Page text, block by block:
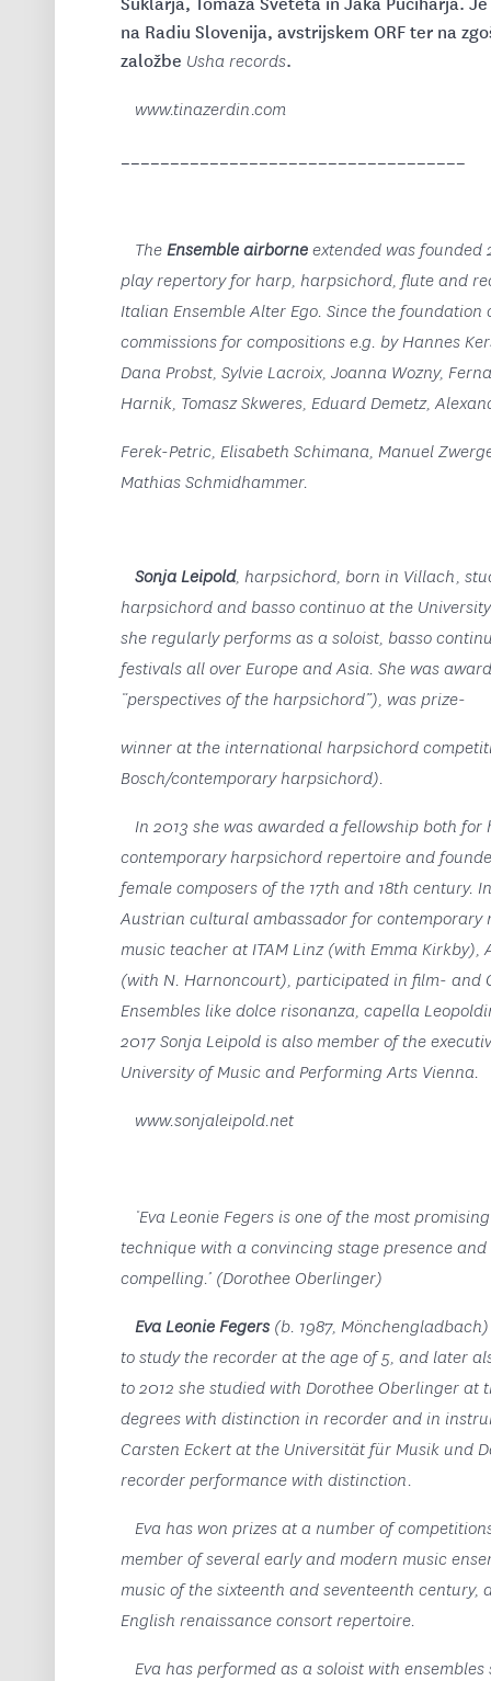
na Radiu Slovenija, avstrijskem ORF ter na
založbe Usha records.
www.tinazerdin.com
TheEnsemble airborneextended was founded
play repertory for harp, harpsichord, flute and
Italian Ensemble Alter Ego. Since the
commissions for compositions e.g. by Hannes
Dana Probst, Sylvie Lacroix, Joanna Wozny,
Harnik, Tomasz Skweres, Eduard Demetz,
Ferek-Petric, Elisabeth Schimana, Manuel
Mathias Schmidhammer.
Sonja Leipold, harpsichord, born in Villach,
harpsichord and basso continuo at the
she regularly performs as a soloist, basso
festivals all over Europe and Asia. She was
“perspectives of the harpsichord”), was prize-
winner at the international harpsichord
Bosch/contemporary harpsichord).
In 2013 she was awarded a fellowship both
contemporary harpsichord repertoire and
female composers of the 17th and 18th century.
Austrian cultural ambassador for contemporary
music teacher at ITAM Linz (with Emma
(with N. Harnoncourt), participated in film- and
Ensembles like dolce risonanza, capella
2017 Sonja Leipold is also member of the
University of Music and Performing Arts Vienna.
www.sonjaleipold.net
‘Eva Leonie Fegers is one of the most
technique with a convincing stage presence
compelling.’ (Dorothee Oberlinger)
Eva Leonie Fegers (b. 1987,
to study the recorder at the age of 5, and later
to 2012 she studied with Dorothee Oberlinger
degrees with distinction in recorder and in
Carsten Eckert at the Universität für Musik und
recorder performance with distinction.
Eva has won prizes at a number of
member of several early and modern music
music of the sixteenth and seventeenth
English renaissance consort repertoire.
Eva has performed as a soloist with